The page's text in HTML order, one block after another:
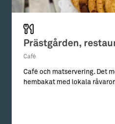
Prästgården,
Café
Café och matservering. Det
hembakat med lokala